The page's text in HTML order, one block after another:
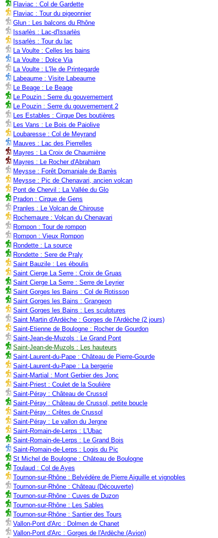
Flaviac : Col de Gardette
Flaviac : Tour du pigeonnier
Glun : Les balcons du Rhône
Issarlès : Lac-d'Issarlès
Issarlès : Tour du lac
La Voulte : Celles les bains
La Voulte : Dolce Via
La Voulte : L'île de Printegarde
Labeaume : Visite Labeaume
Le Beage : Le Beage
Le Pouzin : Serre du gouvernement
Le Pouzin : Serre du gouvernement 2
Les Estables : Cirque Des boutières
Les Vans : Le Bois de Paiolive
Loubaresse : Col de Meyrand
Mauves : Lac des Pierrelles
Mayres : La Croix de Chaumiène
Mayres : Le Rocher d'Abraham
Meysse : Forêt Domaniale de Barrès
Meysse : Pic de Chenavari, ancien volcan
Pont de Chervil : La Vallée du Glo
Pradon : Cirque de Gens
Pranles : Le Volcan de Chirouse
Rochemaure : Volcan du Chenavari
Rompon : Tour de rompon
Rompon : Vieux Rompon
Rondette : La source
Rondette : Sere de Praly
Saint Bauzile : Les éboulis
Saint Cierge La Serre : Croix de Gruas
Saint Cierge La Serre : Serre de Leyrier
Saint Gorges les Bains : Col de Rotisson
Saint Gorges les Bains : Grangeon
Saint Gorges les Bains : Les sculptures
Saint Martin d'Ardèche : Gorges de l'Ardèche (2 jours)
Saint-Etienne de Boulogne : Rocher de Gourdon
Saint-Jean-de-Muzols : Le Grand Pont
Saint-Jean-de-Muzols : Les hauteurs
Saint-Laurent-du-Pape : Château de Pierre-Gourde
Saint-Laurent-du-Pape : La bergerie
Saint-Martial : Mont Gerbier des Jonc
Saint-Priest : Coulet de la Soulière
Saint-Péray : Château de Crussol
Saint-Péray : Château de Crussol, petite boucle
Saint-Péray : Crêtes de Crussol
Saint-Péray : Le vallon du Jergne
Saint-Romain-de-Lerps : L'Ubac
Saint-Romain-de-Lerps : Le Grand Bois
Saint-Romain-de-Lerps : Logis du Pic
St Michel de Boulogne : Château de Boulogne
Toulaud : Col de Ayes
Tournon-sur-Rhône : Belvédère de Pierre Aiguille et vignobles
Tournon-sur-Rhône : Château (Découverte)
Tournon-sur-Rhône : Cuves de Duzon
Tournon-sur-Rhône : Les Sables
Tournon-sur-Rhône : Santier des Tours
Vallon-Pont d'Arc : Dolmen de Chanet
Vallon-Pont d'Arc : Gorges de l'Ardèche (Avion)